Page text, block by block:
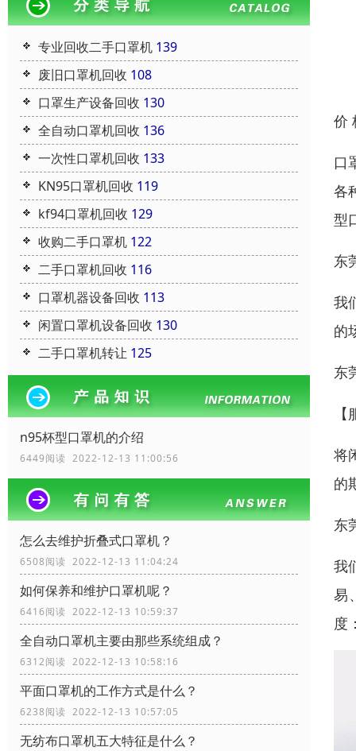
专业回收二手口罩机 139
废旧口罩机回收 108
口罩生产设备回收 130
全自动口罩机回收 136
一次性口罩机回收 133
KN95口罩机回收 119
kf94口罩机回收 129
收购二手口罩机 122
二手口罩机回收 116
口罩机器设备回收 113
闲置口罩机设备回收 130
二手口罩机转让 125
n95杯型口罩机的介绍
6449阅读 2022-12-13 11:00:56
怎么去维护折叠式口罩机？
6508阅读 2022-12-13 11:04:24
如何保养和维护口罩机呢？
6416阅读 2022-12-13 10:59:37
全自动口罩机主要由那些系统组成？
6312阅读 2022-12-13 10:58:16
平面口罩机的工作方式是什么？
6238阅读 2022-12-13 10:57:05
无纺布口罩机五大特征是什么？
价
口
各
型
东
我
的
东
将
的
东
我
易
度